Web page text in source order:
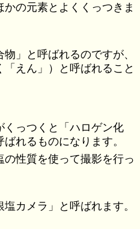
の元素とよくくっつきま
」と呼ばれるのですが、
「えん」）と呼ばれること
くっつくと「ハロゲン化
れるものになります。
性質を使って撮影を行っ
カメラ」と呼ばれます。